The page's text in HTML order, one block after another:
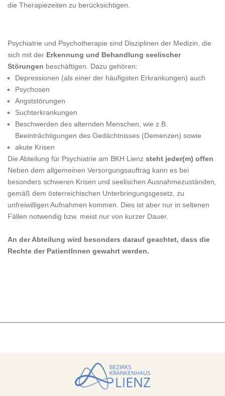
die Therapiezeiten zu berücksichtigen.
Psychiatrie und Psychotherapie sind Disziplinen der Medizin, die
sich mit der Erkennung und Behandlung seelischer
Störungen beschäftigen. Dazu gehören:
Depressionen (als einer der häufigsten Erkrankungen) auch
Psychosen
Angststörungen
Suchterkrankungen
Beschwerden des alternden Menschen, wie z.B.
Beeinträchtigungen des Gedächtnisses (Demenzen) sowie
akute Krisen
Die Abteilung für Psychiatrie am BKH Lienz steht jeder(m) offen
Neben dem allgemeinen Versorgungsauftrag kann es bei
besonders schweren Krisen und seelischen Ausnahmezuständen,
gemäß dem österreichischen Unterbringungsgesetz, zu
unfreiwilligen Aufnahmen kommen. Dies ist aber nur in seltenen
Fällen notwendig bzw. meist nur von kurzer Dauer.
An der Abteilung wird besonders darauf geachtet, dass die
Rechte der PatientInnen gewahrt werden.